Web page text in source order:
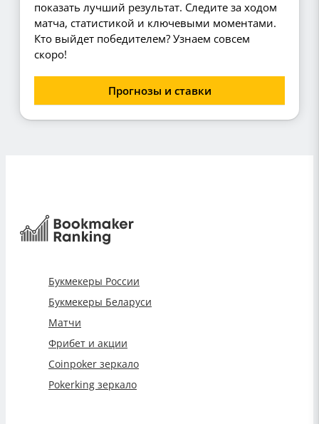
показать лучший результат. Следите за ходом
матча, статистикой и ключевыми моментами.
Кто выйдет победителем? Узнаем совсем
скоро!
Прогнозы и ставки
Букмекеры России
Букмекеры Беларуси
Матчи
Фрибет и акции
Coinpoker зеркало
Pokerking зеркало